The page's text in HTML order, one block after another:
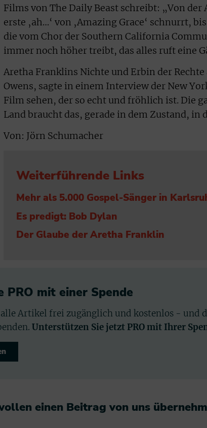
Films von The Daily Beast schreibt: „Von der
erste ‚ah…‘ von ‚Amazing Grace‘ schnurrt,
die vom Chor der Southern California
immer noch höher treibt, das alles ruft eine
Aretha Franklins Nichte und Erbin der
Owens, sagte in einem Interview der New
Film sehen, der so echt und fröhlich ist. Die
Land braucht das, gerade in dem Zustand, in
Von: Jörn Schumacher
Weiterführende Links
Mehr als 5.000 Gospel-Sänger in
Es predigt: Bob Dylan
Der Glaube der Aretha Franklin
PRO mit einer Spende
alle Artikel frei zugänglich und kostenlos - und
Unterstützen Sie jetzt PRO mit Ihrer
einen Beitrag von uns